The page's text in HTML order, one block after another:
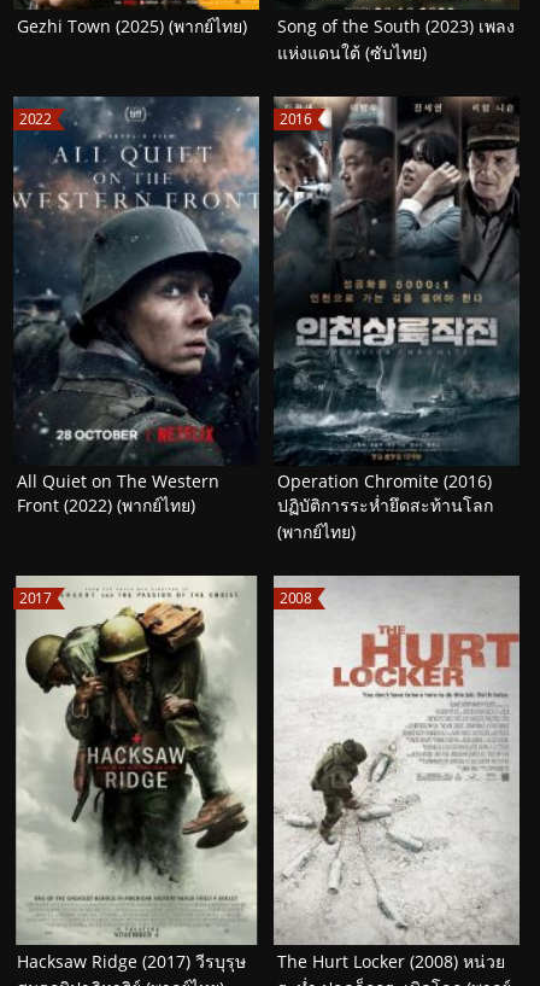
Gezhi Town (2025) (พากย์ไทย)
Song of the South (2023) เพลง
แห่งแดนใต้ (ซับไทย)
2022
All Quiet on The Western
Front (2022) (พากย์ไทย)
2016
Operation Chromite (2016)
ปฏิบัติการระห่ำยึดสะท้านโลก
(พากย์ไทย)
2017
Hacksaw Ridge (2017) วีรบุรุษ
2008
The Hurt Locker (2008) หน่วย